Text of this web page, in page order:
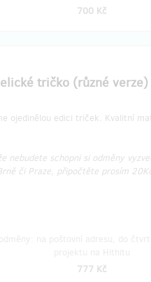
700 Kč
tričko (různé verze)
ojedinělou edici triček. Kvalitní
nebudete schopni si odměny
či Praze, připočtěte prosím
777 Kč